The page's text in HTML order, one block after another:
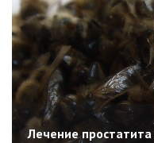
Лечение